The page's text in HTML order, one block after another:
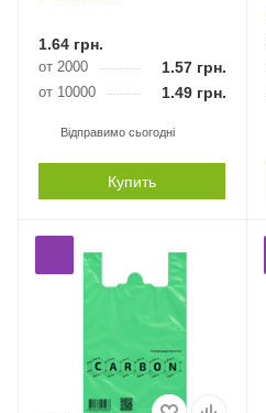
1.64 грн.
от 2000 1.57грн.
от 10000 1.49грн.
Відправимо сьогодні
Купить